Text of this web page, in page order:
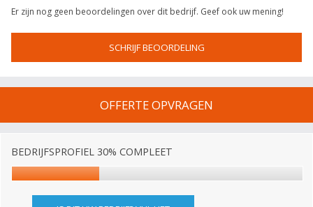
Er zijn nog geen beoordelingen over dit bedrijf. Geef ook uw mening!
SCHRIJF BEOORDELING
OFFERTE OPVRAGEN
BEDRIJFSPROFIEL 30% COMPLEET